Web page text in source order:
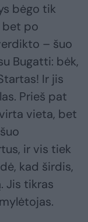
bėgo tik
bet po
– šuo
Bugatti: bėk,
Ir jis
Prieš pat
vieta, bet
ir vis tiek
kad širdis,
Jis tikras